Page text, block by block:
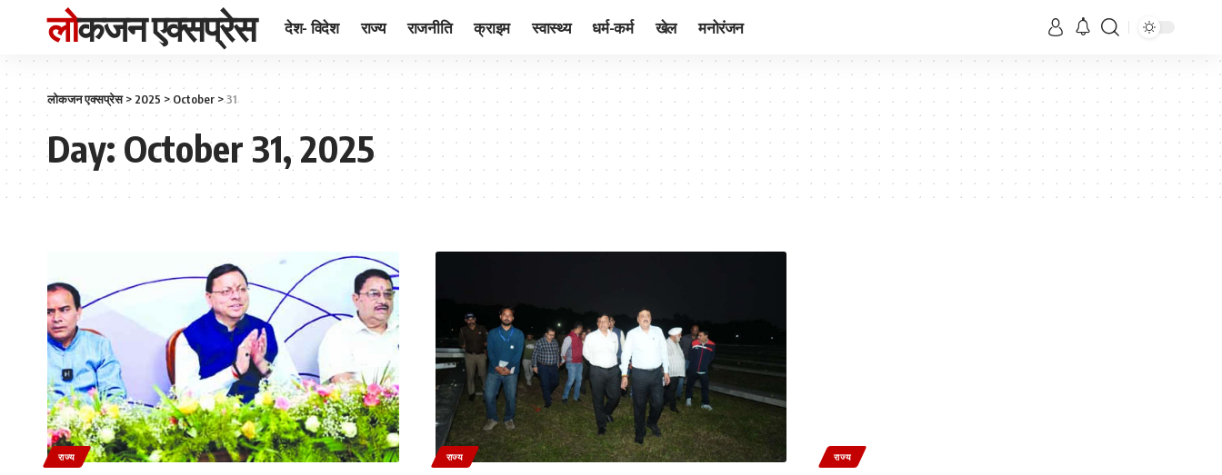
लोकजन एक्सप्रेस देश- विदेश राज्य राजनीति क्राइम स्वास्थ्य धर्म-कर्म खेल मनोरंजन
लोकजन एक्सप्रेस> 2025 >October >31
Day:October 31, 2025
राज्य राज्य राज्य